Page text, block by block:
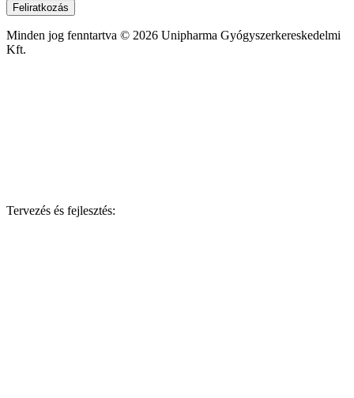
Feliratkozás
Minden jog fenntartva © 2026 Unipharma Gyógyszerkereskedelmi
Kft.
Tervezés és fejlesztés: